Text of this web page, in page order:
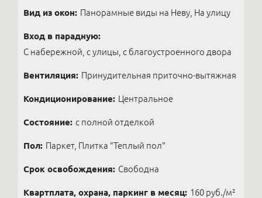
Вид из окон: Панорамные виды на Неву, На улицу
Вход в парадную:
С набережной, с улицы, с благоустроенного двора
Вентиляция: Принудительная приточно-вытяжная
Кондиционирование: Центральное
Состояние: с полной отделкой
Пол: Паркет, Плитка "Теплый пол"
Срок освобождения: Свободна
Квартплата, охрана, паркинг в месяц: 160 руб./м²